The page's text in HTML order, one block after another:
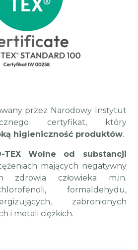
przez Narodowy Instytut
certyfikat, który
higieniczność produktów.
TEX
Wolne od substancji
mających negatywny
zdrowia człowieka m.in.
formaldehydu,
zabronionych
i metali ciężkich.